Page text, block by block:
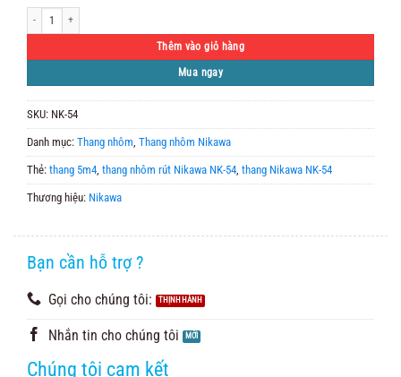
Thang nhôm rút đơn Nikawa NK-54 new số lượng
Thêm vào giỏ hàng
Mua ngay
SKU: NK-54
Danh mục: Thang nhôm Thang nhôm Nikawa
Thẻ: thang 5m4 thang nhôm rút Nikawa NK-54 thang Nikawa NK-54
Thương hiệu: Nikawa
Bạn cần hỗ trợ ?
Gọi cho chúng tôi:
Nhắn tin cho chúng tôi
Chúng tôi cam kết